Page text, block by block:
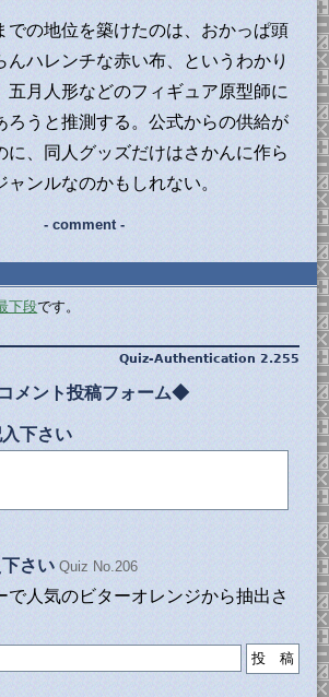
の地位を築けたのは、おかっぱ頭
んハレンチな赤い布、というわかり
五月人形などのフィギュア原型師に
ろうと推測する。公式からの供給が
に、同人グッズだけはさかんに作ら
ンルなのかもしれない。
- comment -
下段です。
Quiz-Authentication 2.255
メント投稿フォーム◆
下さい
さい Quiz No.206
人気のビターオレンジから抽出さ